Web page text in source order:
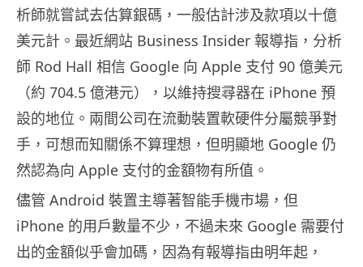
析師就嘗試去估算銀碼，一般估計涉及款項以十億
美元計。最近網站 Business Insider 報導指，分析
師 Rod Hall 相信 Google 向 Apple 支付 90 億美元
（約 704.5 億港元），以維持搜尋器在 iPhone 預
設的地位。兩間公司在流動裝置軟硬件分屬競爭對
手，可想而知關係不算理想，但明顯地 Google 仍
然認為向 Apple 支付的金額物有所值。
儘管 Android 裝置主導著智能手機市場，但
iPhone 的用戶數量不少，不過未來 Google 需要付
出的金額似乎會加碼，因為有報導指由明年起，